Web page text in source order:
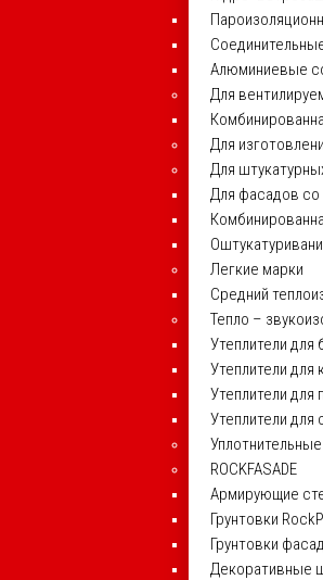
Алюминиевые
Для
Для
Для
Для фасадов
Легкие марки
Средний
Тепло –
Утеплители для
Утеплители для
Утеплители для
Утеплители для
ROCKFASADE
Армирующие
Грунтовки
Грунтовки
Декоративные